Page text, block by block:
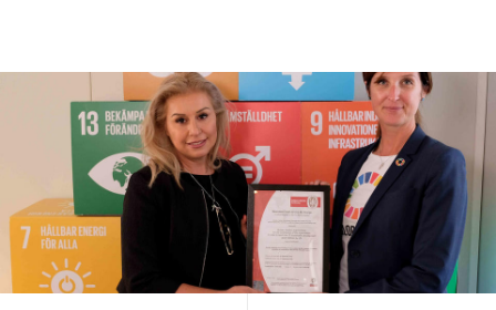
certifiering fns globala mål